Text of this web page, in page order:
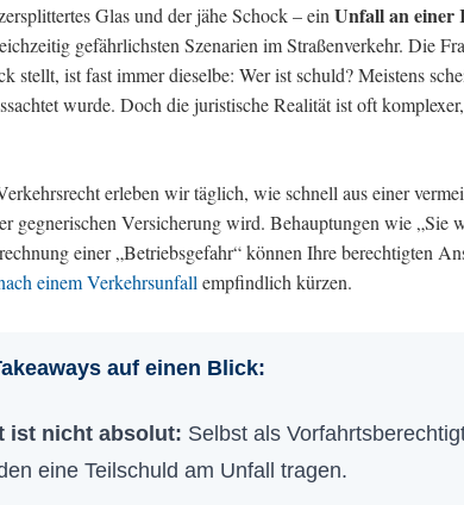
Glas und der jähe Schock – ein Unfall an einer
gefährlichsten Szenarien im Straßenverkehr. Die
stellt, ist fast immer dieselbe: Wer ist schuld? Meistens
wurde. Doch die juristische Realität ist oft
erleben wir täglich, wie schnell aus einer
gegnerischen Versicherung wird. Behauptungen wie „Sie
einer „Betriebsgefahr“ können Ihre berechtigten
einem Verkehrsunfall empfindlich kürzen.
auf einen Blick:
ist nicht absolut: Selbst als
eine Teilschuld am Unfall tragen.